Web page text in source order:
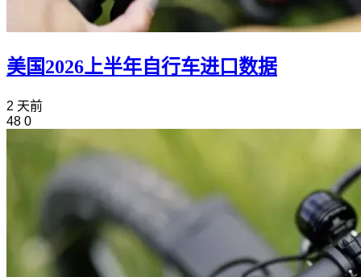
美国2026上半年自行车进口数据
2 天前
48 0